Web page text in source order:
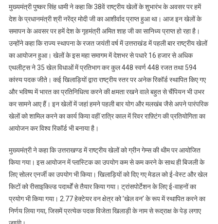
मुख्यमंत्री पुष्कर सिंह धामी ने कहा कि 38वें राष्ट्रीय खेलों के शुभारंभ के अवसर पर हमें
देश के प्रधानमंत्री श्री नरेंद्र मोदी जी का आशीर्वाद प्राप्त हुआ था। आज इन खेलों के
समापन के अवसर पर हमें देश के गृहमंत्री अमित शाह जी का सानिध्य प्राप्त हो रहा है।
उन्होंने कहा कि राज्य स्थापना के रजत जयंती वर्ष में उत्तराखंड में पहली बार राष्ट्रीय खेलों
का आयोजन हुआ। खेलों के इस महा समागम में देशभर से पधारे 16 हजार से अधिक
एथलीट्स ने 35 खेल विधाओं में प्रतिभाग कर कुल 448 स्वर्ण 448 रजत तथा 594
कांस्य पदक जीते। कई खिलाड़ियों द्वारा राष्ट्रीय स्तर पर अनेक रिकॉर्ड स्थापित किए गए
और भविष्य में भारत का प्रतिनिधित्व करने की क्षमता रखने वाले बहुत से चैंपियन भी उभर
कर सामने आए हैं। इन खेलों में जहां हमने पहली बार योग और मलखंब जैसे अपने पारंपरिक
खेलों को शामिल करने का कार्य किया वहीं रात्रि काल में रिवर राफ़्टिंग की प्रतियोगिता का
आयोजन कर विश्व रिकॉर्ड भी बनाया है।
मुख्यमंत्री ने कहा कि उत्तराखण्ड में राष्ट्रीय खेलों को ग्रीन गेम्स की थीम पर आयोजित
किया गया। इस आयोजन में प्लास्टिक का उपयोग कम से कम करने के साथ ही बिजली के
लिए सोलर एनर्जी का उपयोग भी किया। खिलाड़ियों को दिए गए मेडल को ई-वेस्ट और खेल
किटों को रीसाइकिल्ड पदार्थों से तैयार किया गया। ट्रांसपोर्टेशन के लिए ई-वाहनों का
प्रयोग भी किया गया। 2.77 हेक्टेयर वन क्षेत्र को ’खेल वन’ के रूप में स्थापित करने का
निर्णय लिया गया, जिसमें प्रत्येक पदक विजेता खिलाड़ी के नाम से रूद्राक्ष के पेड़ लगाए